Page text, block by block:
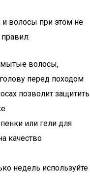
волосы при этом не
волосы,
перед походом
позволит защитить
или гели для
качество
недель используйте